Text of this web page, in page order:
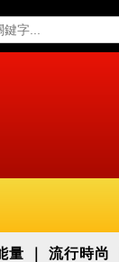
量 流行時尚